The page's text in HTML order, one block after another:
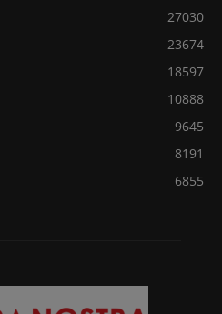
27030
23674
18597
10888
9645
8191
6855